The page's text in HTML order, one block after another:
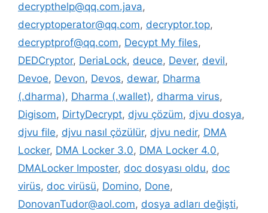
decrypthelp@qq.com.java,
decryptoperator@qq.com, decryptor.top,
decryptprof@qq.com, Decypt My files,
DEDCryptor, DeriaLock, deuce, Dever, devil,
Devoe, Devon, Devos, dewar, Dharma
(.dharma), Dharma (.wallet), dharma virus,
Digisom, DirtyDecrypt, djvu çözüm, djvu dosya,
djvu file, djvu nasıl çözülür, djvu nedir, DMA
Locker, DMA Locker 3.0, DMA Locker 4.0,
DMALocker Imposter, doc dosyası oldu, doc
virüs, doc virüsü, Domino, Done,
DonovanTudor@aol.com, dosya adları değişti,